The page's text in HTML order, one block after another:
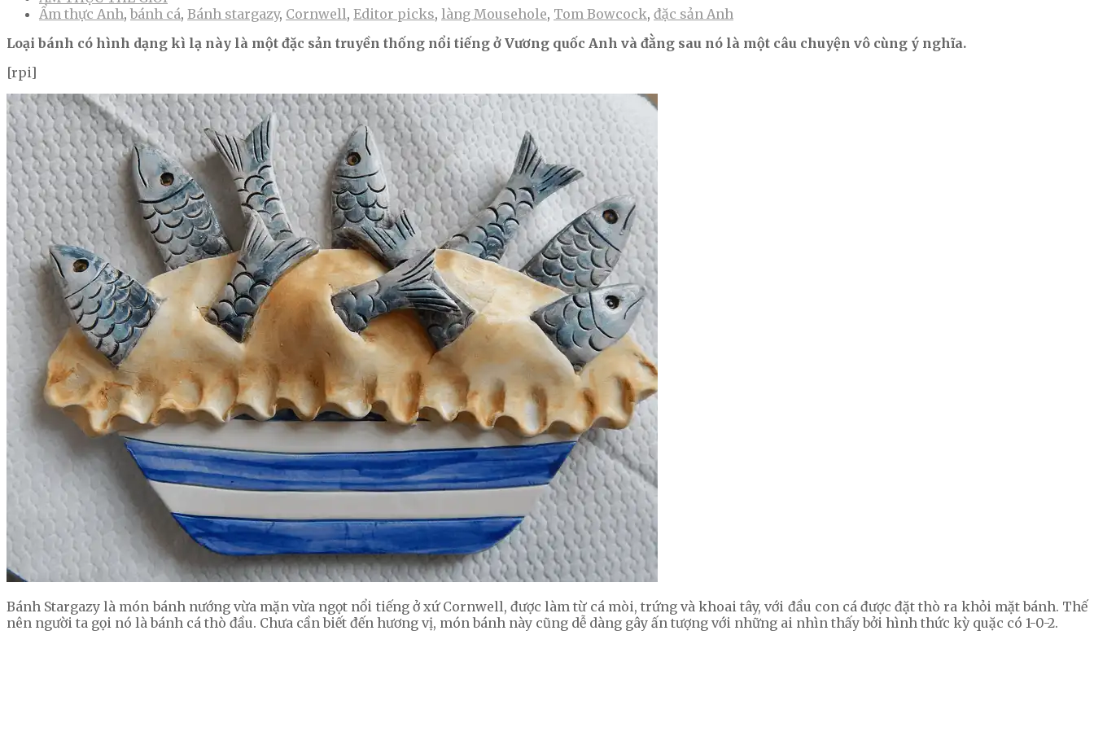
Ẩm thực Anh, bánh cá, Bánh stargazy, Cornwell, Editor picks, làng Mousehole, Tom Bowcock, đặc sản Anh
Loại bánh có hình dạng kì lạ này là một đặc sản truyền thống nổi tiếng ở Vương quốc Anh và đằng sau nó là một câu chuyện vô cùng ý nghĩa.
[rpi]
Bánh Stargazy là món bánh nướng vừa mặn vừa ngọt nổi tiếng ở xứ Cornwell, được làm từ cá mòi, trứng và khoai tây, với đầu con cá được đặt thò ra khỏi mặt bánh. Thế
nên người ta gọi nó là bánh cá thò đầu. Chưa cần biết đến hương vị, món bánh này cũng dễ dàng gây ấn tượng với những ai nhìn thấy bởi hình thức kỳ quặc có 1-0-2.